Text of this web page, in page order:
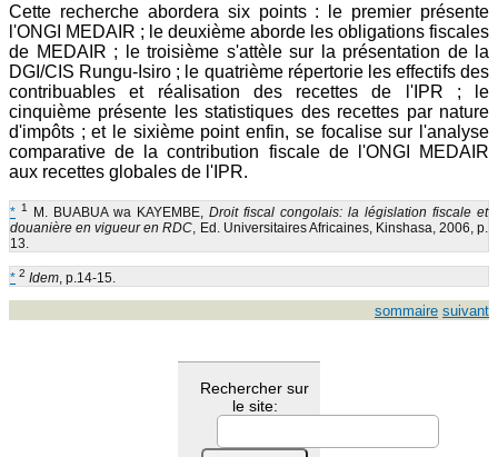
Cette recherche abordera six points : le premier présente
l'ONGI MEDAIR ; le deuxième aborde les obligations fiscales
de MEDAIR ; le troisième s'attèle sur la présentation de la
DGI/CIS Rungu-Isiro ; le quatrième répertorie les effectifs des
contribuables et réalisation des recettes de l'IPR ; le
cinquième présente les statistiques des recettes par nature
d'impôts ; et le sixième point enfin, se focalise sur l'analyse
comparative de la contribution fiscale de l'ONGI MEDAIR
aux recettes globales de l'IPR.
* 1 M. BUABUA wa KAYEMBE, Droit fiscal congolais: la législation fiscale et
douanière en vigueur en RDC , Ed. Universitaires Africaines, Kinshasa, 2006, p.
13.
* 2 Idem , p.14-15.
sommaire suivant
Rechercher sur
le site: